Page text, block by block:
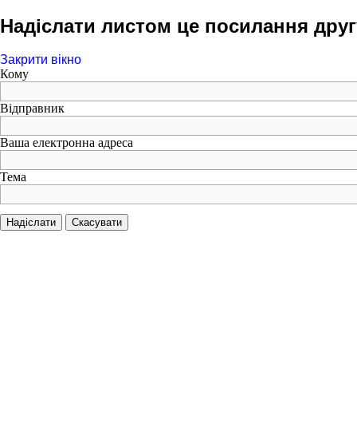
Надіслати листом це посилання
Закрити вікно
Кому
Відправник
Ваша електронна адреса
Тема
Надіслати Скасувати